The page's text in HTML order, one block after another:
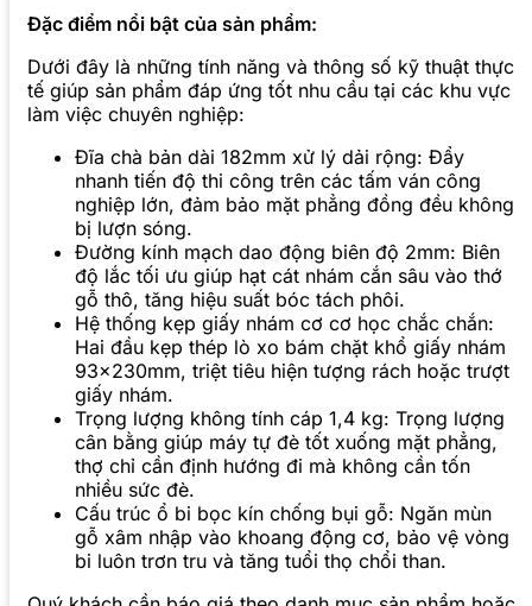
Đặc điểm nổi bật của sản phẩm:
Dưới đây là những tính năng và thông số kỹ thuật thực
tế giúp sản phẩm đáp ứng tốt nhu cầu tại các khu vực
làm việc chuyên nghiệp:
Đĩa chà bản dài 182mm xử lý dải rộng: Đẩy
nhanh tiến độ thi công trên các tấm ván công
nghiệp lớn, đảm bảo mặt phẳng đồng đều không
bị lượn sóng.
Đường kính mạch dao động biên độ 2mm: Biên
độ lắc tối ưu giúp hạt cát nhám cắn sâu vào thớ
gỗ thô, tăng hiệu suất bóc tách phôi.
Hệ thống kẹp giấy nhám cơ cơ học chắc chắn:
Hai đầu kẹp thép lò xo bám chặt khổ giấy nhám
93x230mm, triệt tiêu hiện tượng rách hoặc trượt
giấy nhám.
Trọng lượng không tính cáp 1,4 kg: Trọng lượng
cân bằng giúp máy tự đè tốt xuống mặt phẳng,
thợ chỉ cần định hướng đi mà không cần tốn
nhiều sức đè.
Cấu trúc ổ bi bọc kín chống bụi gỗ: Ngăn mùn
gỗ xâm nhập vào khoang động cơ, bảo vệ vòng
bi luôn trơn tru và tăng tuổi thọ chổi than.